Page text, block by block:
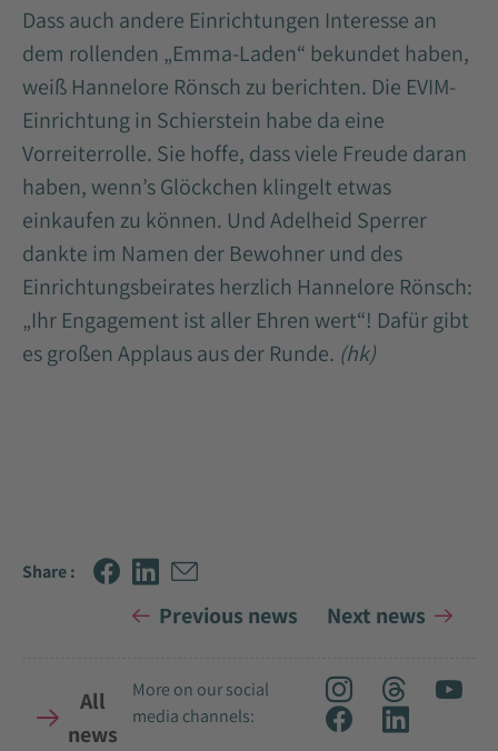
Dass auch andere Einrichtungen Interesse an
dem rollenden „Emma-Laden“ bekundet haben,
weiß Hannelore Rönsch zu berichten. Die EVIM-
Einrichtung in Schierstein habe da eine
Vorreiterrolle. Sie hoffe, dass viele Freude daran
haben, wenn’s Glöckchen klingelt etwas
einkaufen zu können. Und Adelheid Sperrer
dankte im Namen der Bewohner und des
Einrichtungsbeirates herzlich Hannelore Rönsch:
„Ihr Engagement ist aller Ehren wert“! Dafür gibt
es großen Applaus aus der Runde. (hk)
Share :
Previous news Next news
All
news
More on our social
media channels: